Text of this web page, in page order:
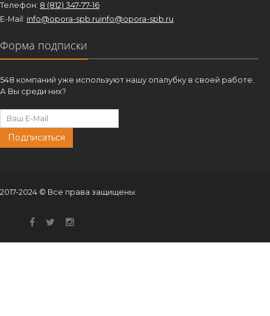
Телефон: 8 (812) 347-77-16
E-Mail: info@opora-spb.ruinfo@opora-spb.ru
Форма подписки
548 компаний уже используют нашу опалубку в своей работе.
А Вы среди них?
Подписаться
2017-2024 © Все права защищены.